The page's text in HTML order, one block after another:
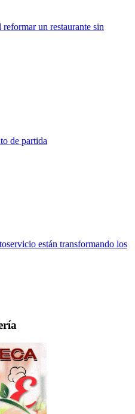
un restaurante sin
de partida
están transformando los